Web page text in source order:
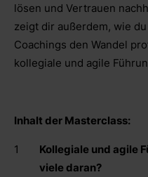
lösen und Vertrauen
zeigt dir außerdem, wie
Coachings den Wandel
kollegiale und agile
Inhalt der Masterclass:
Kollegiale und agile
viele daran?